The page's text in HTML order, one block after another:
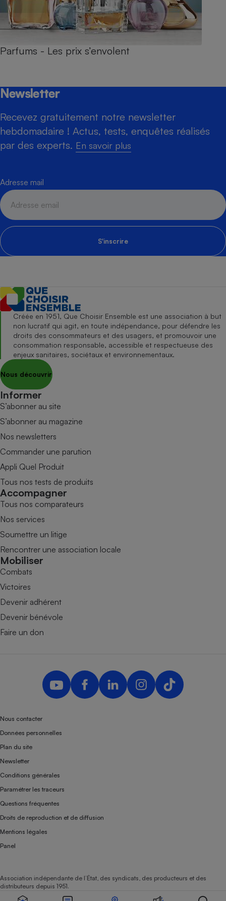
Parfums - Les prix s’envolent
Newsletter
Recevez gratuitement notre newsletter
hebdomadaire ! Actus, tests, enquêtes réalisés
par des experts. En savoir plus
Adresse mail
S'inscrire
Créée en 1951, Que Choisir Ensemble est une association à but
non lucratif qui agit, en toute indépendance, pour défendre les
droits des consommateurs et des usagers, et promouvoir une
consommation responsable, accessible et respectueuse des
enjeux sanitaires, sociétaux et environnementaux.
Nous découvrir
Informer
S’abonner au site
S’abonner au magazine
Nos newsletters
Commander une parution
Appli Quel Produit
Tous nos tests de produits
Accompagner
Tous nos comparateurs
Nos services
Soumettre un litige
Rencontrer une association locale
Mobiliser
Combats
Victoires
Devenir adhérent
Devenir bénévole
Faire un don
Nous contacter
Données personnelles
Plan du site
Newsletter
Conditions générales
Paramétrer les traceurs
Questions fréquentes
Droits de reproduction et de diffusion
Mentions légales
Panel
Association indépendante de l’État, des syndicats, des producteurs et des
distributeurs depuis 1951.